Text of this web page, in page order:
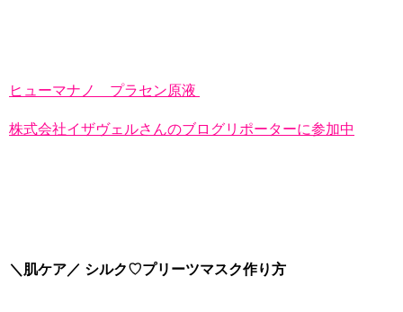
ヒューマナノ プラセン原液
株式会社イザヴェルさんのブログリポーターに参加中
＼肌ケア／ シルク♡プリーツマスク作り方